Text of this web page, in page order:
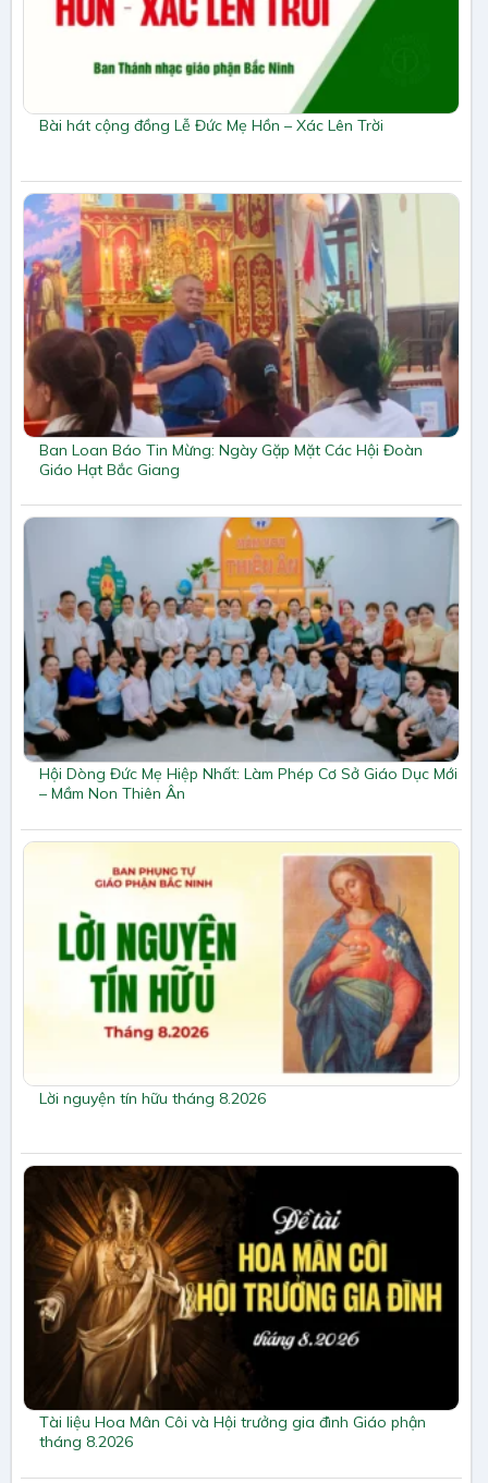
Bài hát cộng đồng Lễ Đức Mẹ Hồn – Xác Lên Trời
Ban Loan Báo Tin Mừng: Ngày Gặp Mặt Các Hội Đoàn
Giáo Hạt Bắc Giang
Hội Dòng Đức Mẹ Hiệp Nhất: Làm Phép Cơ Sở Giáo Dục Mới
– Mầm Non Thiên Ân
Lời nguyện tín hữu tháng 8.2026
Tài liệu Hoa Mân Côi và Hội trưởng gia đình Giáo phận
tháng 8.2026